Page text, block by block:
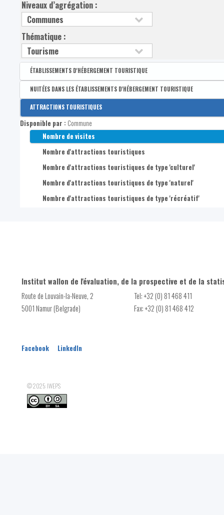
Niveaux d’agrégation :
Thématique :
ÉTABLISSEMENTS D'HÉBERGEMENT TOURISTIQUE
Disponible par : Commune - Arrondissement - Province - Bassin EFE - Zone de
Nombre de lits
Nombre d'établissements d'hébergement
NUITÉES DANS LES ÉTABLISSEMENTS D'HÉBERGEMENT TOURISTIQUE
Disponible par : Commune - Province
Nombre de nuitées dans les établissements d'hébergement
ATTRACTIONS TOURISTIQUES
Disponible par : Commune
Nombre de visites
Nombre d'attractions touristiques
Nombre d'attractions touristiques de type 'culturel'
Nombre d'attractions touristiques de type 'naturel'
Nombre d'attractions touristiques de type 'récréatif'
Institut wallon de l'évaluation, de la prospective et de la
Route de Louvain-la-Neuve, 2
5001 Namur (Belgrade)
Tel: +32 (0) 81 468 411
Fax: +32 (0) 81 468 412
Facebook LinkedIn
© 2025: IWEPS